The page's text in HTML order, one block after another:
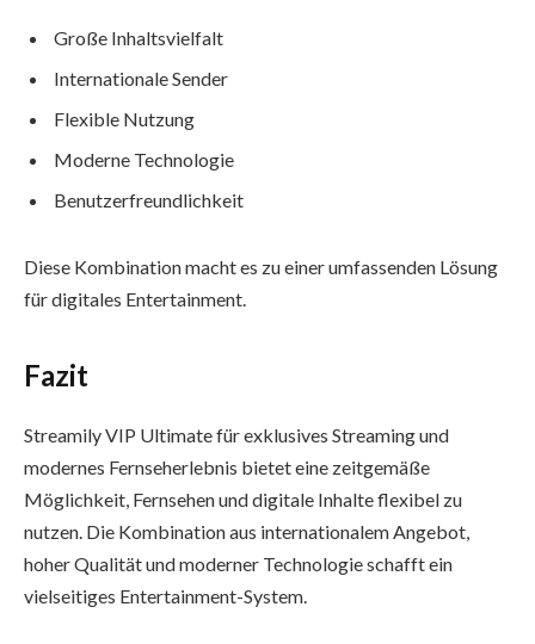
Große Inhaltsvielfalt
Internationale Sender
Flexible Nutzung
Moderne Technologie
Benutzerfreundlichkeit
Diese Kombination macht es zu einer umfassenden Lösung
für digitales Entertainment.
Fazit
Streamily VIP Ultimate für exklusives Streaming und
modernes Fernseherlebnis bietet eine zeitgemäße
Möglichkeit, Fernsehen und digitale Inhalte flexibel zu
nutzen. Die Kombination aus internationalem Angebot,
hoher Qualität und moderner Technologie schafft ein
vielseitiges Entertainment-System.